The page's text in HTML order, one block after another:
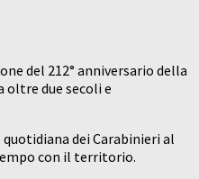
del 212° anniversario della
due secoli e
dei Carabinieri al
con il territorio.